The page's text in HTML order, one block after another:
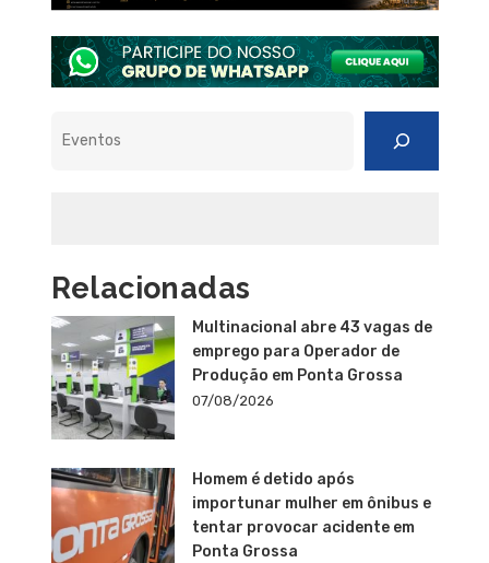
Relacionadas
Multinacional abre 43 vagas de
emprego para Operador de
Produção em Ponta Grossa
07/08/2026
Homem é detido após
importunar mulher em ônibus e
tentar provocar acidente em
Ponta Grossa